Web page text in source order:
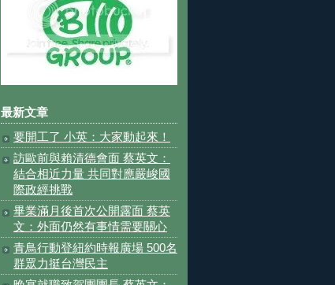
最新文章
要開工了 小英：大家動起來！
訪歐前與賴清德會面 蔡英文：
結合相近力量 共同對應嚴峻國
際政經挑戰
畢業滿月後首次公開露面 蔡英
文：外面仍然有事情需要關心
青鳥行動登紐約時報廣場 500名
群眾力挺台灣民主